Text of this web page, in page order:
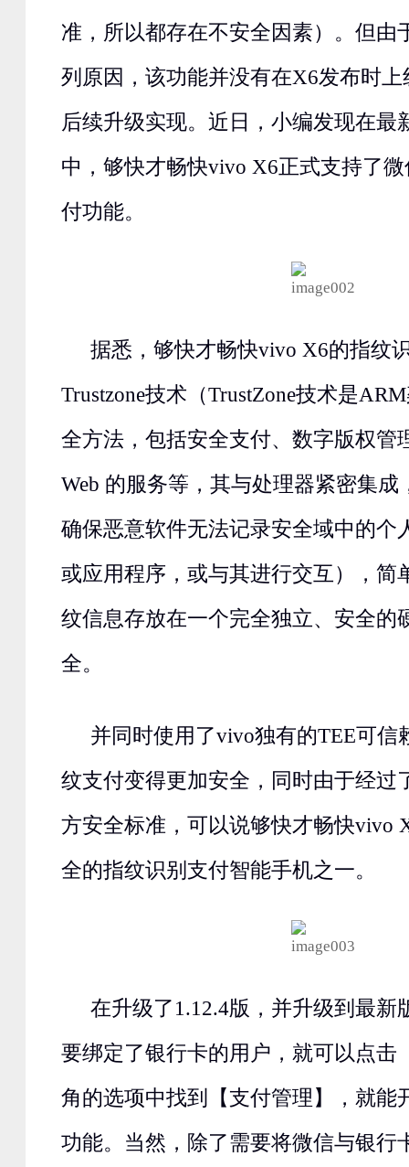
准，所以都存在不安全因素）。但由
列原因，该功能并没有在X6发布时
后续升级实现。近日，小编发现在最
中，够快才畅快vivo X6正式支持了
付功能。
据悉，够快才畅快vivo X6的指纹
Trustzone技术（TrustZone技术是
全方法，包括安全支付、数字版权管
Web 的服务等，其与处理器紧密集成
确保恶意软件无法记录安全域中的个
或应用程序，或与其进行交互），简
纹信息存放在一个完全独立、安全的
全。
并同时使用了vivo独有的TEE可信
纹支付变得更加安全，同时由于经过
方安全标准，可以说够快才畅快vivo
全的指纹识别支付智能手机之一。
在升级了1.12.4版，并升级到最新
要绑定了银行卡的用户，就可以点击
角的选项中找到【支付管理】，就能
功能。当然，除了需要将微信与银行